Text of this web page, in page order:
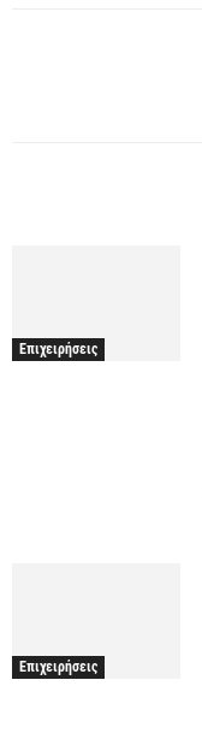
Επιχειρήσεις
Επιχειρήσεις